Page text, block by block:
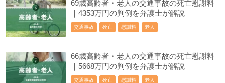
69歳高齢者・老人の交通事故の死亡慰謝料
｜4353万円の判例を弁護士が解説
交通事故 死亡 慰謝料 老人
66歳高齢者・老人の交通事故の死亡慰謝料
｜5668万円の判例を弁護士が解説
交通事故 死亡 慰謝料 老人